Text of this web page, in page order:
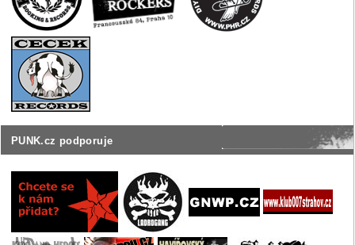
PUNK.cz podporuje